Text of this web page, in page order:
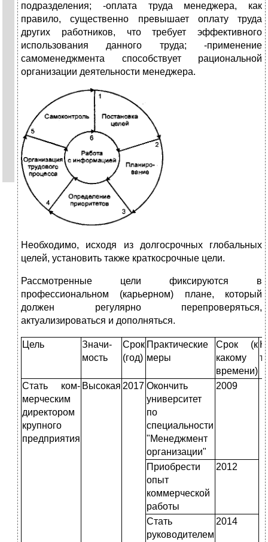
подразделения; -оплата труда менеджера, как
правило, существенно пре­вышает оплату труда
других работников, что требует эффективного
использования данного труда; -применение
самоменеджмента способствует рациональной
организации деятельности менеджера.
Необходимо, исходя из долгосрочных глобальных
целей, установить также краткосрочные цели.
Рассмотренные цели фиксируются в
профессиональном (карьерном) плане, который
должен регулярно перепроверяться,
актуализироваться и дополняться.
Цель
Значи­
мость
Срок
(год)
Практические
меры
Срок (к
какому
времени)
Стать ком­
мерческим
директором
крупного
предприятия
Высокая 2017 Окончить
университет
по
специальности
"Ме­неджмент
организации"
2009
Приобрести
опыт
коммерческой
работы
2012
Стать
руководителем
2014